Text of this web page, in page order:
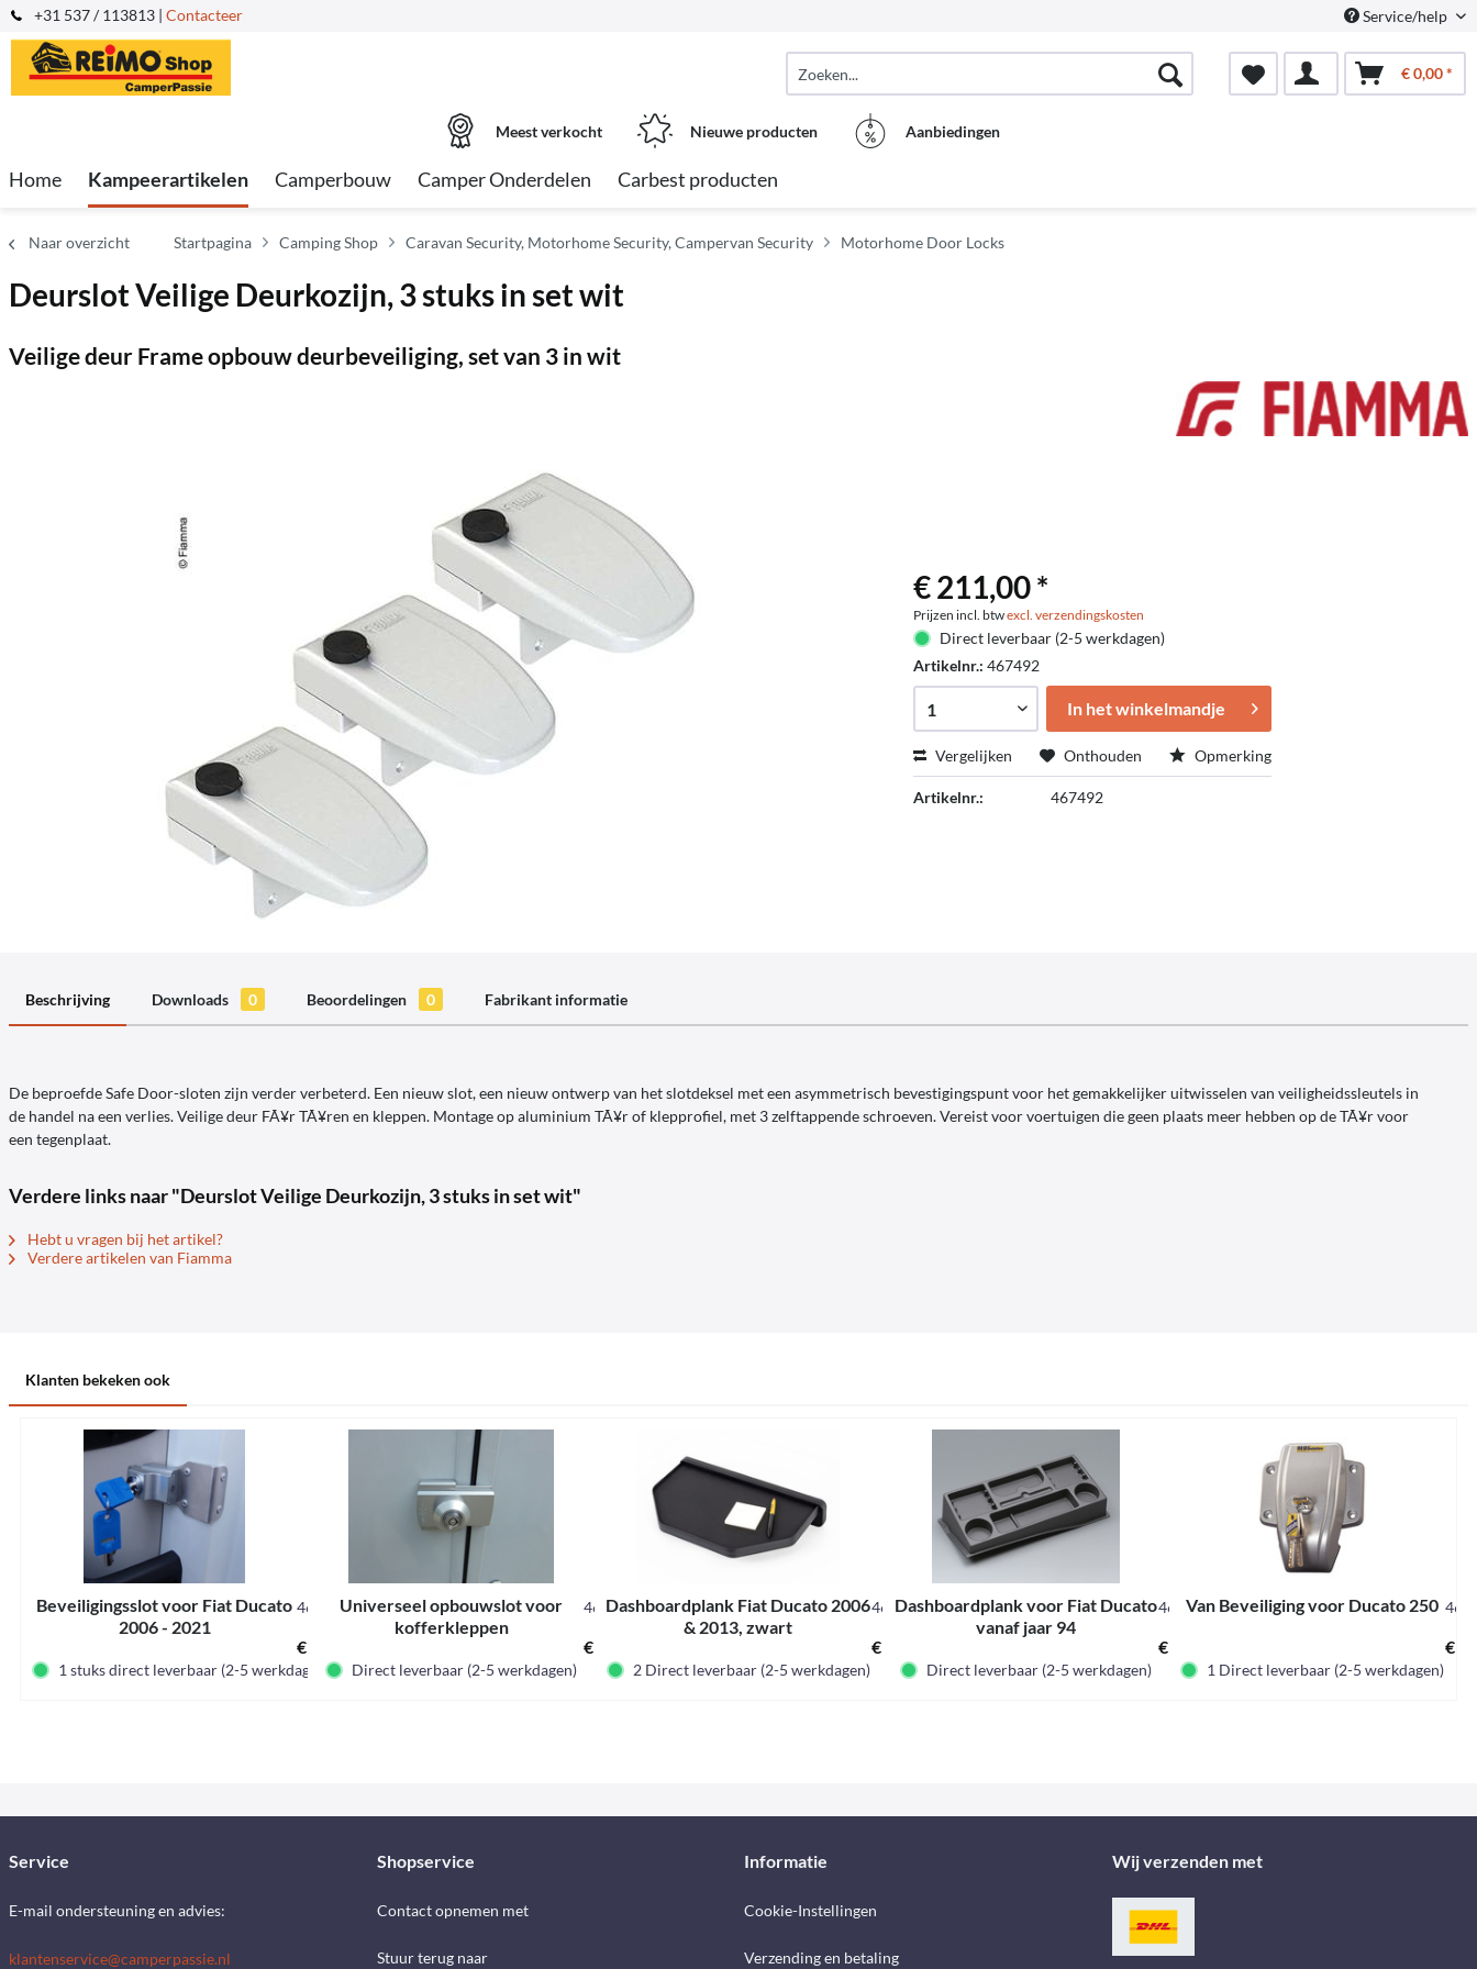
+31 537 / 113813 | Contacteer Service/help
€ 0,00 *
Meest verkocht Nieuwe producten Aanbiedingen
Home Kampeerartikelen Camperbouw Camper Onderdelen Carbest producten
Naar overzicht Startpagina Camping Shop Caravan Security, Motorhome Security, Campervan Security Motorhome Door Locks
Deurslot Veilige Deurkozijn, 3 stuks in set wit
Veilige deur Frame opbouw deurbeveiliging, set van 3 in wit
€ 211,00 *
Prijzen incl. btwexcl. verzendingskosten
Direct leverbaar (2-5 werkdagen)
Artikelnr.:467492
In het winkelmandje
Vergelijken Onthouden Opmerking
Artikelnr.: 467492
Beschrijving Downloads 0 Beoordelingen 0 Fabrikant informatie
De beproefde Safe Door-sloten zijn verder verbeterd. Een nieuw slot, een nieuw ontwerp van het slotdeksel met een asymmetrisch bevestigingspunt voor het gemakkelijker uitwisselen van veiligheidssleutels in
de handel na een verlies. Veilige deur FÃ¥r TÃ¥ren en kleppen. Montage op aluminium TÃ¥r of klepprofiel, met 3 zelftappende schroeven. Vereist voor voertuigen die geen plaats meer hebben op de TÃ¥r voor
een tegenplaat.
Verdere links naar "Deurslot Veilige Deurkozijn, 3 stuks in set wit"
Hebt u vragen bij het artikel?
Verdere artikelen van Fiamma
Klanten bekeken ook
Beveiligingsslot voor Fiat Ducato
2006 - 2021
464354
€ 192,80 *
1 stuks direct leverbaar (2-5 werkdagen)
Universeel opbouwslot voor
kofferkleppen
464351
€ 94,80 *
Direct leverbaar (2-5 werkdagen)
Dashboardplank Fiat Ducato 2006
& 2013, zwart
46394
€ 119,00 *
2 Direct leverbaar (2-5 werkdagen)
Dashboardplank voor Fiat Ducato
vanaf jaar 94
46203
€ 45,00 *
Direct leverbaar (2-5 werkdagen)
Van Beveiliging voor Ducato 250
€
1 Direct leverbaar (2-5 werkdagen)
Service
E-mail ondersteuning en advies:
klantenservice@camperpassie.nl
Shopservice
Contact opnemen met
Stuur terug naar
Informatie
Cookie-Instellingen
Verzending en betaling
Wij verzenden met